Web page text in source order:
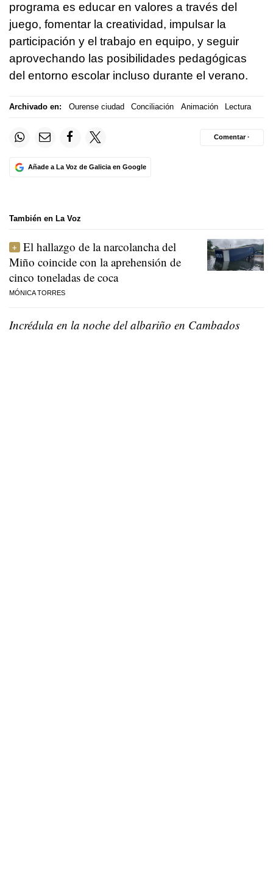
programa es educar en valores a través del
juego, fomentar la creatividad, impulsar la
participación y el trabajo en equipo, y seguir
aprovechando las posibilidades pedagógicas
del entorno escolar incluso durante el verano.
Archivado en: Ourense ciudad Conciliación Animación Lectura
Añade a La Voz de Galicia en Google
Comentar ·
También en La Voz
El hallazgo de la narcolancha del
Miño coincide con la aprehensión de
cinco toneladas de coca
MÓNICA TORRES
Incrédula en la noche del albariño en Cambados